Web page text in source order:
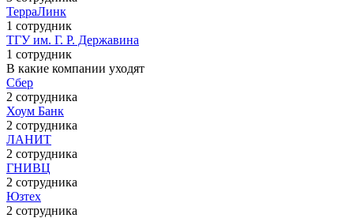
ТерраЛинк
1 сотрудник
ТГУ им. Г. Р. Державина
1 сотрудник
В какие компании уходят
Сбер
2 сотрудника
Хоум Банк
2 сотрудника
ЛАНИТ
2 сотрудника
ГНИВЦ
2 сотрудника
Юзтех
2 сотрудника